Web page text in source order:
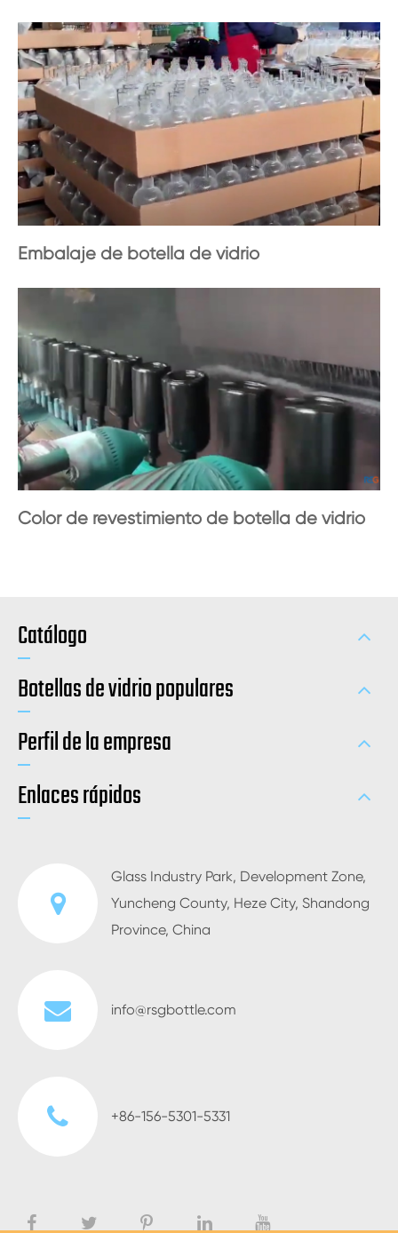
Embalaje de botella de vidrio
Color de revestimiento de botella de vidrio
Catálogo
Botellas de vidrio populares
Perfil de la empresa
Enlaces rápidos
Glass Industry Park, Development Zone,
Yuncheng County, Heze City, Shandong
Province, China
info@rsgbottle.com
+86-156-5301-5331